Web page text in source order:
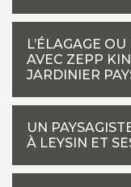
L’ÉLAGAGE
AVEC ZEPP
JARDINIER
UN
À LEYSIN ET